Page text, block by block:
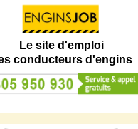
Le site d'emploi
conducteurs d'engins